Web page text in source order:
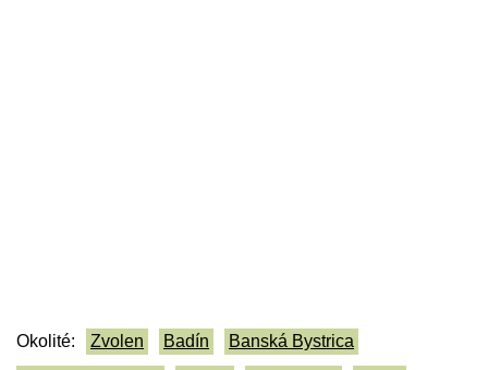
Okolité: Zvolen Badín
Banská Bystrica